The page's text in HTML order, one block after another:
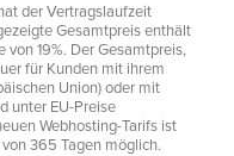
der Vertragslaufzeit
Gesamtpreis enthält
19%. Der Gesamtpreis,
für Kunden mit ihrem
Union) oder mit
unter EU-Preise
Webhosting-Tarifs ist
365 Tagen möglich.